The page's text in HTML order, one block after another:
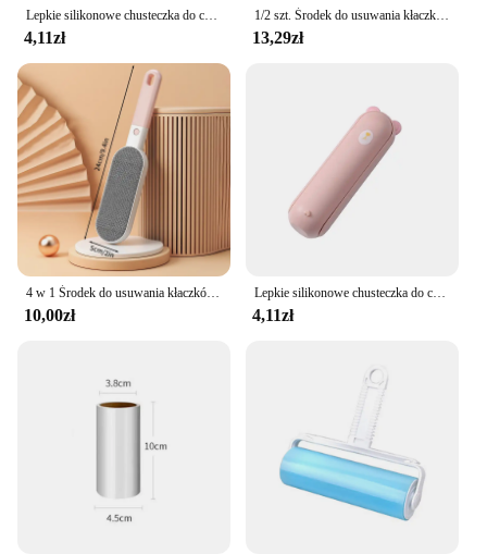
Lepkie silikonowe chusteczka do czyszczenia do usuwania ubrań dla kotów, wielokrotnego użytku, zmywalna szczotka do czyszczenie włosów rolka do usuwania kłaczków
4,11zł
1/2 szt. Środek do usuwania kłaczków z ubrań wielokrotnego użytku naklejka z włosia pingwina gospodarstwa domowego przenośna lepka zmywalna mini szczotka rolkowa
13,29zł
4 w 1 Środek do usuwania kłaczków z ubrań Wielokrotnego użytku Szczotka rolkowa z sierści kota Szczotka do czyszczenia statycznego kurzu Ręczne narzędzie do czyszczenia szczelin
10,00zł
Lepkie silikonowe chusteczka do czyszczenia do usuwania ubrań dla kotów, wielokrotnego użytku, zmywalna szczotka do czyszczenie włosów rolka do usuwania kłaczków
4,11zł